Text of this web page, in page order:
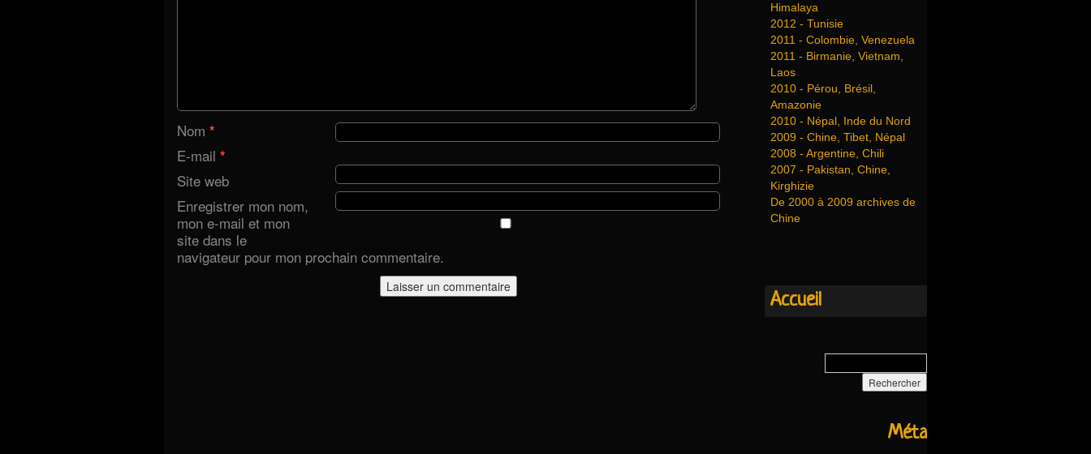
Nom *
E-mail *
Site web
Enregistrer mon nom,
mon e-mail et mon
site dans le
navigateur pour mon prochain commentaire.
Himalaya
2012 - Tunisie
2011 - Colombie, Venezuela
2011 - Birmanie, Vietnam,
Laos
2010 - Pérou, Brésil,
Amazonie
2010 - Népal, Inde du Nord
2009 - Chine, Tibet, Népal
2008 - Argentine, Chili
2007 - Pakistan, Chine,
Kirghizie
De 2000 à 2009 archives de
Chine
Accueil
Méta